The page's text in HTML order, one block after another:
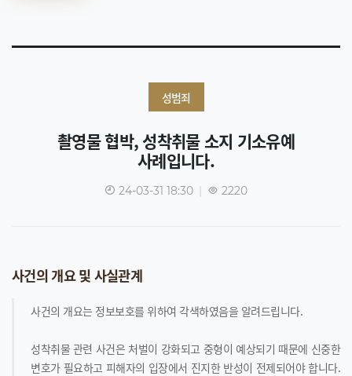
성범죄
촬영물 협박, 성착취물 소지 기소유예
사례입니다.
24-03-31 18:30 | 2220
사건의 개요 및 사실관계
사건의 개요는 정보보호를 위하여 각색하였음을 알려드립니다.
성착취물 관련 사건은 처벌이 강화되고 중형이 예상되기 때문에 신중한
변호가 필요하고 피해자의 입장에서 진지한 반성이 전제되어야 합니다.